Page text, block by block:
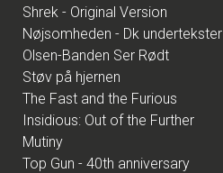
Shrek - Original Version
Nøjsomheden - Dk undertekster
Olsen-Banden Ser Rødt
Støv på hjernen
The Fast and the Furious
Insidious: Out of the Further
Mutiny
Top Gun - 40th anniversary